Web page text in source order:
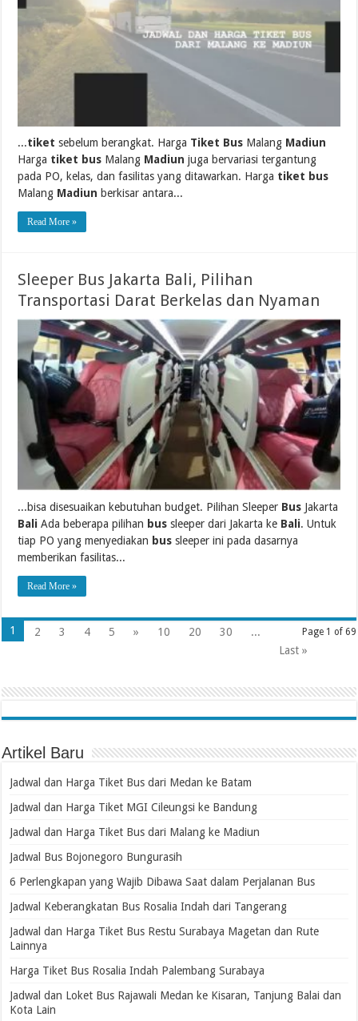
...tiket sebelum berangkat. Harga Tiket Bus Malang Madiun
Harga tiket bus Malang Madiun juga bervariasi tergantung
pada PO, kelas, dan fasilitas yang ditawarkan. Harga tiket bus
Malang Madiun berkisar antara...
Read More »
Sleeper Bus Jakarta Bali, Pilihan
Transportasi Darat Berkelas dan Nyaman
...bisa disesuaikan kebutuhan budget. Pilihan Sleeper Bus Jakarta
Bali Ada beberapa pilihan bus sleeper dari Jakarta ke Bali. Untuk
tiap PO yang menyediakan bus sleeper ini pada dasarnya
memberikan fasilitas...
Read More »
Page 1 of 69
1 2 3 4 5 » 10 20 30
...
Last »
Artikel Baru
Jadwal dan Harga Tiket Bus dari Medan ke Batam
Jadwal dan Harga Tiket MGI Cileungsi ke Bandung
Jadwal dan Harga Tiket Bus dari Malang ke Madiun
Jadwal Bus Bojonegoro Bungurasih
6 Perlengkapan yang Wajib Dibawa Saat dalam Perjalanan Bus
Jadwal Keberangkatan Bus Rosalia Indah dari Tangerang
Jadwal dan Harga Tiket Bus Restu Surabaya Magetan dan Rute
Lainnya
Harga Tiket Bus Rosalia Indah Palembang Surabaya
Jadwal dan Loket Bus Rajawali Medan ke Kisaran, Tanjung Balai dan
Kota Lain